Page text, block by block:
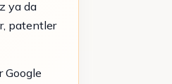
ya da
patentler
Google